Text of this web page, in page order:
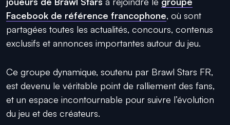
Facebook de référence francophone, où sont
partagées toutes les actualités, concours, contenus
exclusifs et annonces importantes autour du jeu.
Ce groupe dynamique, soutenu par Brawl Stars FR,
est devenu le véritable point de ralliement des fans,
et un espace incontournable pour suivre l’évolution
du jeu et des créateurs.